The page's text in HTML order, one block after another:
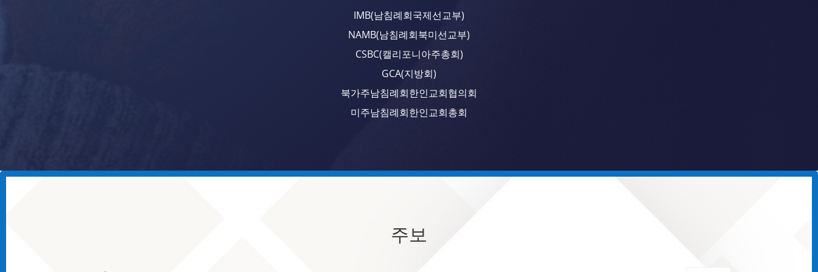
IMB(남침례회국제선교부)
NAMB(남침례회북미선교부)
CSBC(캘리포니아주총회)
GCA(지방회)
북가주남침례회한인교회협의회
미주남침례회한인교회총회
주보